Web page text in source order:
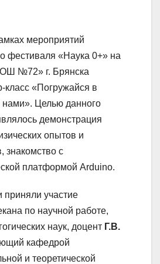
мероприятий
фестиваля «Наука 0+» на
№72» г. Брянска
класс «Погружайся в
нами». Целью данного
демонстрация
опытов и
знакомство с
платформой Arduino.
приняли участие
по научной работе,
наук, доцент Г.В.
кафедрой
и теоретической